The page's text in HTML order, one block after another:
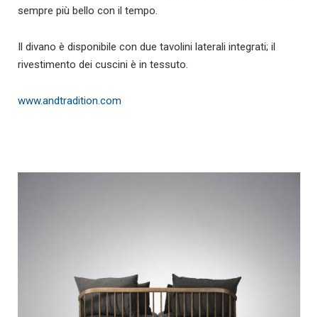
sempre più bello con il tempo.
Il divano è disponibile con due tavolini laterali integrati; il
rivestimento dei cuscini è in tessuto.
www.andtradition.com